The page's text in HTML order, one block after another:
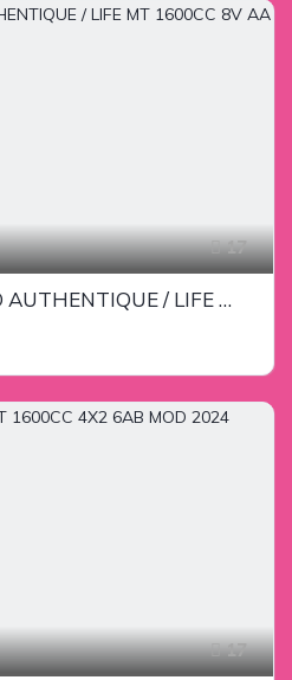
17
RENAULT SANDERO AUTHENTIQUE / LIFE MT 1600CC 8V AA 2AB ABS 2019
17